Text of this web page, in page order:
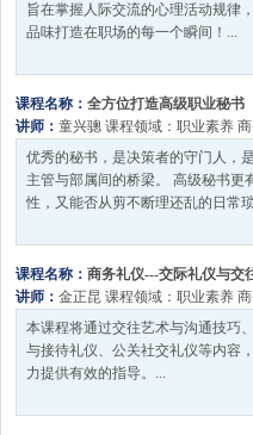
旨在掌握人际交流的心理活动规律
品味打造在职场的每一个瞬间！...
课程名称： 全方位打造高级职业秘书
讲师： 童兴骢 课程领域： 职业素养
优秀的秘书，是决策者的守门人，
主管与部属间的桥梁。 高级秘书
性，又能否从剪不断理还乱的日常
课程名称： 商务礼仪---交际礼仪与交
讲师： 金正昆 课程领域： 职业素养
本课程将通过交往艺术与沟通技巧
与接待礼仪、公关社交礼仪等内容
力提供有效的指导。...